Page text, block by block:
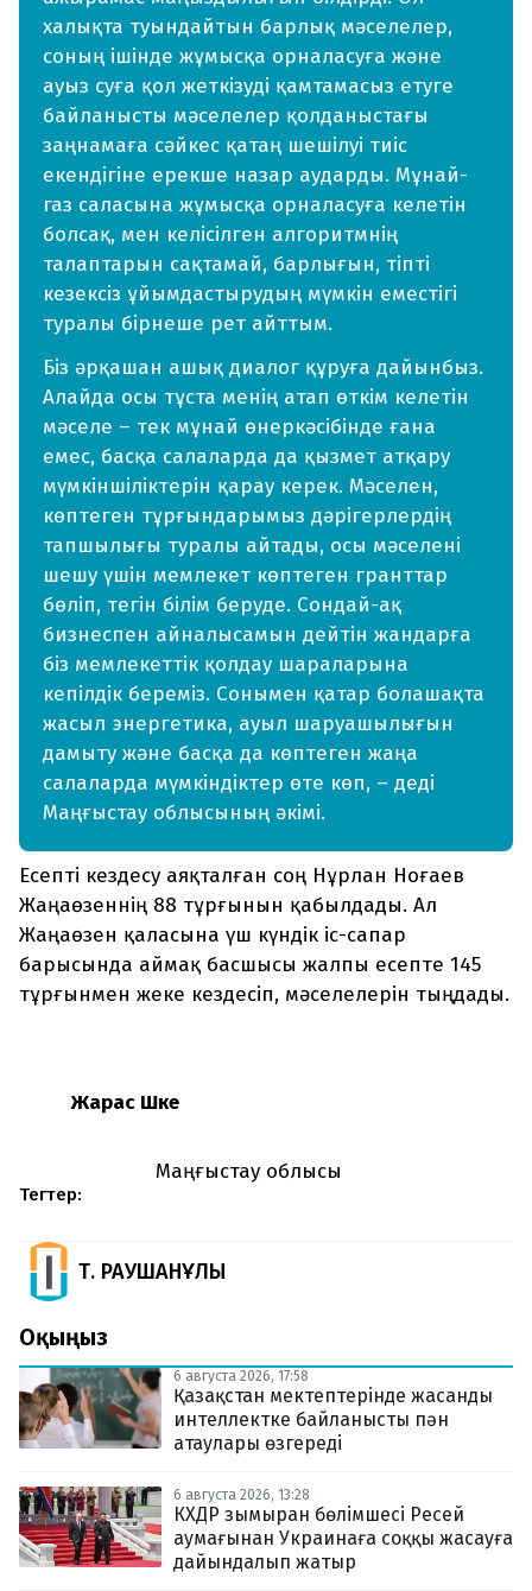
халықта туындайтын барлық мәселелер,
соның ішінде жұмысқа орналасуға және
ауыз суға қол жеткізуді қамтамасыз етуге
байланысты мәселелер қолданыстағы
заңнамаға сәйкес қатаң шешілуі тиіс
екендігіне ерекше назар аударды. Мұнай-
газ саласына жұмысқа орналасуға келетін
болсақ, мен келісілген алгоритмнің
талаптарын сақтамай, барлығын, тіпті
кезексіз ұйымдастырудың мүмкін еместігі
туралы бірнеше рет айттым.
Біз әрқашан ашық диалог құруға дайынбыз.
Алайда осы тұста менің атап өткім келетін
мәселе – тек мұнай өнеркәсібінде ғана
емес, басқа салаларда да қызмет атқару
мүмкіншіліктерін қарау керек. Мәселен,
көптеген тұрғындарымыз дәрігерлердің
тапшылығы туралы айтады, осы мәселені
шешу үшін мемлекет көптеген гранттар
бөліп, тегін білім беруде. Сондай-ақ
бизнеспен айналысамын дейтін жандарға
біз мемлекеттік қолдау шараларына
кепілдік береміз. Сонымен қатар болашақта
жасыл энергетика, ауыл шаруашылығын
дамыту және басқа да көптеген жаңа
салаларда мүмкіндіктер өте көп, – деді
Маңғыстау облысының әкімі.
Есепті кездесу аяқталған соң Нұрлан Ноғаев
Жаңаөзеннің 88 тұрғынын қабылдады. Ал
Жаңаөзен қаласына үш күндік іс-сапар
барысында аймақ басшысы жалпы есепте 145
тұрғынмен жеке кездесіп, мәселелерін тыңдады.
Жарас Шөке
Маңғыстау облысы
Тегтер:
Т. РАУШАНҰЛЫ
Оқыңыз
6 августа 2026, 17:58
Қазақстан мектептерінде жасанды
интеллектке байланысты пән
атаулары өзгереді
6 августа 2026, 13:28
КХДР зымыран бөлімшесі Ресей
аумағынан Украинаға соққы жасауға
дайындалып жатыр